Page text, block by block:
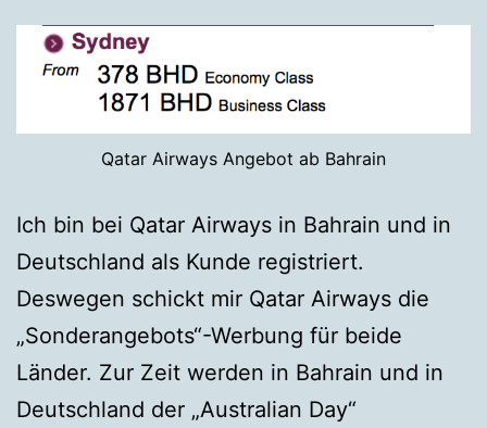
Qatar Airways Angebot ab Bahrain
Ich bin bei Qatar Airways in Bahrain und in
Deutschland als Kunde registriert.
Deswegen schickt mir Qatar Airways die
„Sonderangebots“-Werbung für beide
Länder. Zur Zeit werden in Bahrain und in
Deutschland der „Australian Day“